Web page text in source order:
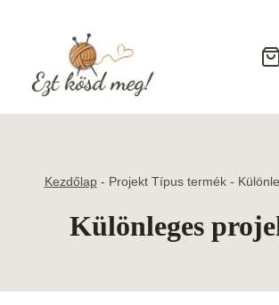
Kezdőlap- Projekt Típus termék-
Különleges